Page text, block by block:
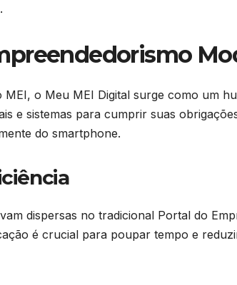
o Meu MEI Digital surge como um
e sistemas para cumprir suas
do smartphone.
dispersas no tradicional Portal do
é crucial para poupar tempo e